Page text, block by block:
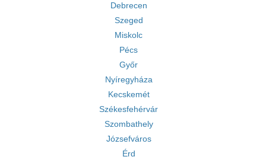
Debrecen
Szeged
Miskolc
Pécs
Győr
Nyíregyháza
Kecskemét
Székesfehérvár
Szombathely
Józsefváros
Érd